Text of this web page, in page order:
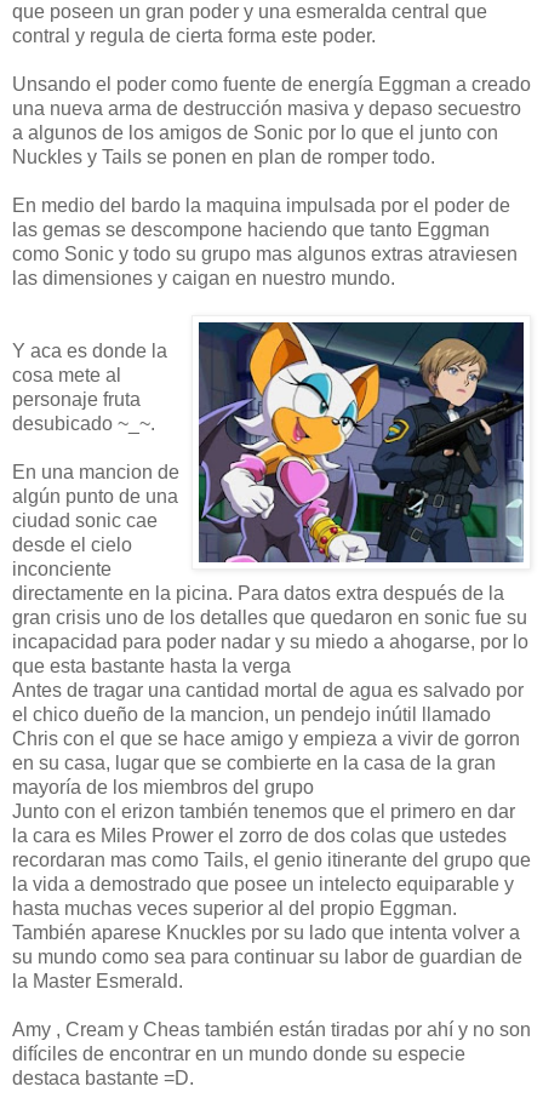
que poseen un gran poder y una esmeralda central que
contral y regula de cierta forma este poder.
Unsando el poder como fuente de energía Eggman a creado
una nueva arma de destrucción masiva y depaso secuestro
a algunos de los amigos de Sonic por lo que el junto con
Nuckles y Tails se ponen en plan de romper todo.
En medio del bardo la maquina impulsada por el poder de
las gemas se descompone haciendo que tanto Eggman
como Sonic y todo su grupo mas algunos extras atraviesen
las dimensiones y caigan en nuestro mundo.
Y aca es donde la
cosa mete al
personaje fruta
desubicado ~_~.
En una mancion de
algún punto de una
ciudad sonic cae
desde el cielo
inconciente
directamente en la picina. Para datos extra después de la
gran crisis uno de los detalles que quedaron en sonic fue su
incapacidad para poder nadar y su miedo a ahogarse, por lo
que esta bastante hasta la verga
Antes de tragar una cantidad mortal de agua es salvado por
el chico dueño de la mancion, un pendejo inútil llamado
Chris con el que se hace amigo y empieza a vivir de gorron
en su casa, lugar que se combierte en la casa de la gran
mayoría de los miembros del grupo
Junto con el erizon también tenemos que el primero en dar
la cara es Miles Prower el zorro de dos colas que ustedes
recordaran mas como Tails, el genio itinerante del grupo que
la vida a demostrado que posee un intelecto equiparable y
hasta muchas veces superior al del propio Eggman.
También aparese Knuckles por su lado que intenta volver a
su mundo como sea para continuar su labor de guardian de
la Master Esmerald.
Amy , Cream y Cheas también están tiradas por ahí y no son
difíciles de encontrar en un mundo donde su especie
destaca bastante =D.